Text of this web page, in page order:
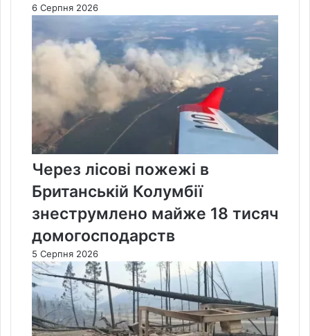
6 Серпня 2026
Через лісові пожежі в
Британській Колумбії
знеструмлено майже 18 тисяч
домогосподарств
5 Серпня 2026